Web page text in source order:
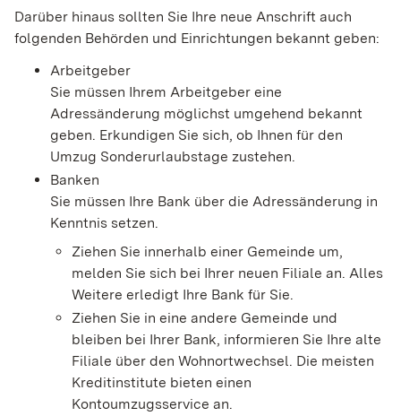
Darüber hinaus sollten Sie Ihre neue Anschrift auch
folgenden Behörden und Einrichtungen bekannt geben:
Arbeitgeber
Sie müssen Ihrem Arbeitgeber eine
Adressänderung möglichst umgehend bekannt
geben. Erkundigen Sie sich, ob Ihnen für den
Umzug Sonderurlaubstage zustehen.
Banken
Sie müssen Ihre Bank über die Adressänderung in
Kenntnis setzen.
Ziehen Sie innerhalb einer Gemeinde um,
melden Sie sich bei Ihrer neuen Filiale an. Alles
Weitere erledigt Ihre Bank für Sie.
Ziehen Sie in eine andere Gemeinde und
bleiben bei Ihrer Bank, informieren Sie Ihre alte
Filiale über den Wohnortwechsel. Die meisten
Kreditinstitute bieten einen
Kontoumzugsservice an.